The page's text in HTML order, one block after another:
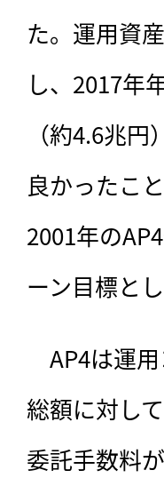
た。運用資
し、2017年
（約4.6兆
良かったこ
2001年の
ーン目標と
AP4は運
総額に対し
委託手数料